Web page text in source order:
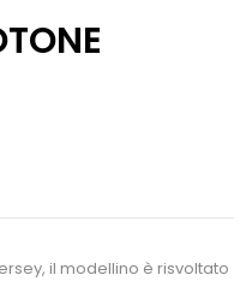
il modellino è risvoltato